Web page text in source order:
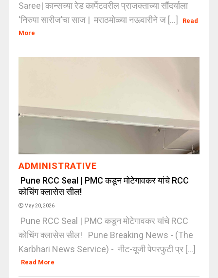
Saree| कान्सच्या रेड कार्पेटवरील प्राजक्ताच्या सौंदर्याला
‘निरुपा सारीज’चा साज | मराठमोळ्या नऊवारीने ज [...]
Read
More
ADMINISTRATIVE
Pune RCC Seal | PMC कडून मोटेगावकर यांचे RCC
कोचिंग क्लासेस सील!
May 20, 2026
Pune RCC Seal | PMC कडून मोटेगावकर यांचे RCC
कोचिंग क्लासेस सील! Pune Breaking News - (The
Karbhari News Service) - नीट-यूजी पेपरफुटी प्र [...]
Read More